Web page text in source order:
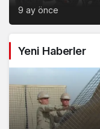
Dikkat Edilecek
Noktalar: Konfor,
Model Tercihi
9 ay önce
Yeni Haberler